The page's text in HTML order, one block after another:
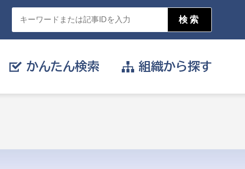
消防
かんたん検索 組織から探す